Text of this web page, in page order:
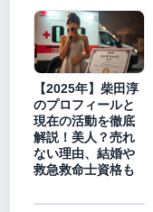
【2025年】柴田淳
のプロフィールと
現在の活動を徹底
解説！美人？売れ
ない理由、結婚や
救急救命士資格も